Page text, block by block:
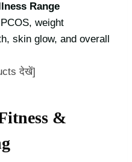
Range
weight
skin glow, and overall
देखें]
&